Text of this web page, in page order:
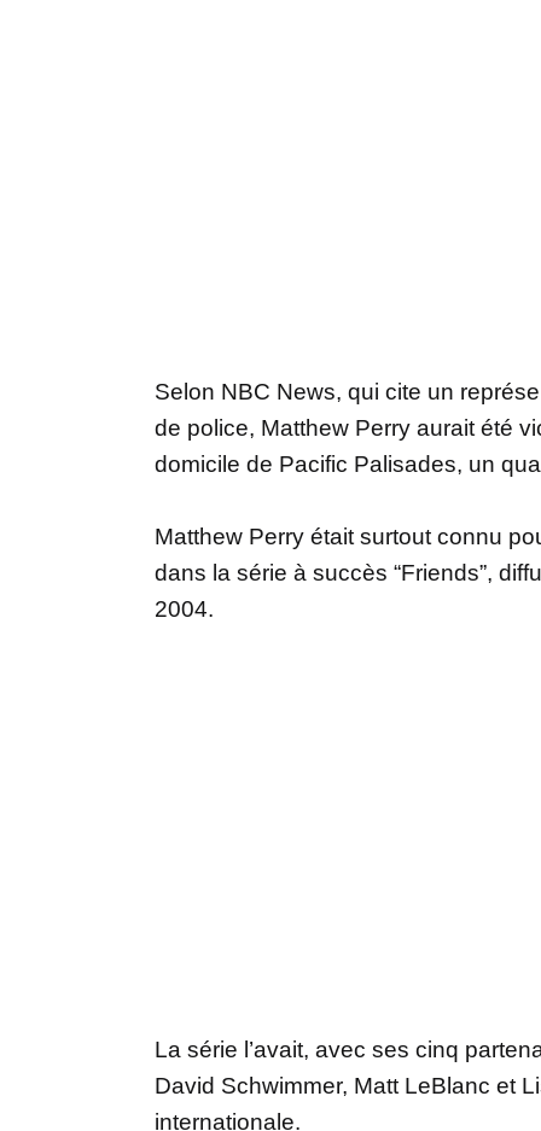
Selon NBC News, qui cite un
de police, Matthew Perry aurait été
domicile de Pacific Palisades, un
Matthew Perry était surtout connu
dans la série à succès “Friends”,
2004.
La série l’avait, avec ses cinq
David Schwimmer, Matt LeBlanc et
internationale.